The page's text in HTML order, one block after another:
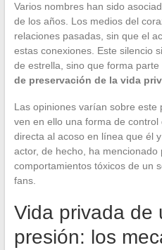
Varios nombres han sido
de los años. Los medios del
relaciones pasadas, sin que el
estas conexiones. Este silencio
de estrella, sino que forma parte
de preservación de la vida
Las opiniones varían sobre
ven en ello una forma de
directa al acoso en línea que él
actor, de hecho, ha mencionado
comportamientos tóxicos de un
fans.
Vida privada de
presión: los